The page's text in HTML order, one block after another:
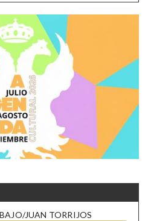
JUAN TORRIJOS